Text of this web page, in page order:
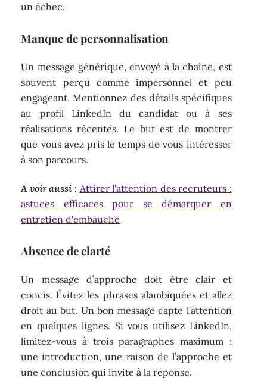
un échec.
Manque de personnalisation
Un message générique, envoyé à la chaîne, est
souvent perçu comme impersonnel et peu
engageant. Mentionnez des détails spécifiques
au profil LinkedIn du candidat ou à ses
réalisations récentes. Le but est de montrer
que vous avez pris le temps de vous intéresser
à son parcours.
A voir aussi : Attirer l'attention des recruteurs :
astuces efficaces pour se démarquer en
entretien d'embauche
Absence de clarté
Un message d’approche doit être clair et
concis. Évitez les phrases alambiquées et allez
droit au but. Un bon message capte l’attention
en quelques lignes. Si vous utilisez LinkedIn,
limitez-vous à trois paragraphes maximum :
une introduction, une raison de l’approche et
une conclusion qui invite à la réponse.